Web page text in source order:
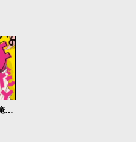
こいつらの正体が女だと俺だけが知っている